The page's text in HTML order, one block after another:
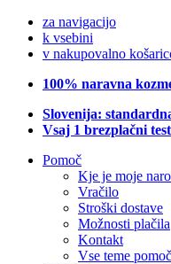
za navigacijo
k vsebini
v nakupovalno
100% naravna
Slovenija:
Vsaj 1 brezplačni
Pomoč
Kje je moje
Vračilo
Stroški dostave
Možnosti plačila
Kontakt
Vse teme